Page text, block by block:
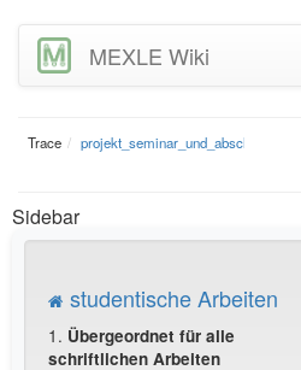
MEXLE Wiki
Trace projekt_seminar_und_abschlussarbeit
Sidebar
studentische Arbeiten
1. Übergeordnet für alle
schriftlichen Arbeiten